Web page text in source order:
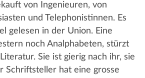
von Ingenieuren, von
und Telephonistinnen. Es
gelesen in der Union. Eine
noch Analphabeten, stürzt
Sie ist gierig nach ihr, sie
Schriftsteller hat eine grosse